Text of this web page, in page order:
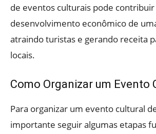
de eventos culturais pode
desenvolvimento econômico de
atraindo turistas e gerando receita
locais.
Como Organizar um Evento
Para organizar um evento cultural
importante seguir algumas etapas